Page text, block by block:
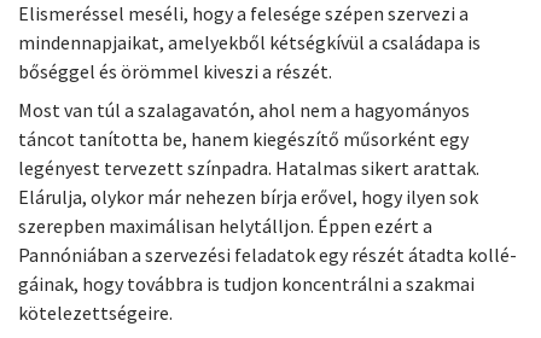
Elismeréssel meséli, hogy a felesége szépen szervezi a
mindennapjaikat, amelyekből kétségkívül a családapa is
bőséggel és örömmel kiveszi a részét.
Most van túl a szalagavatón, ahol nem a hagyományos
táncot tanította be, hanem kiegészítő műsorként egy
legényest tervezett színpadra. Hatalmas sikert arattak.
Elárulja, olykor már nehezen bírja erővel, hogy ilyen sok
szerepben maximálisan helytálljon. Éppen ezért a
Pannóniában a szervezési feladatok egy részét átadta kollé­
gáinak, hogy továbbra is tudjon koncentrálni a szakmai
kötelezettségeire.